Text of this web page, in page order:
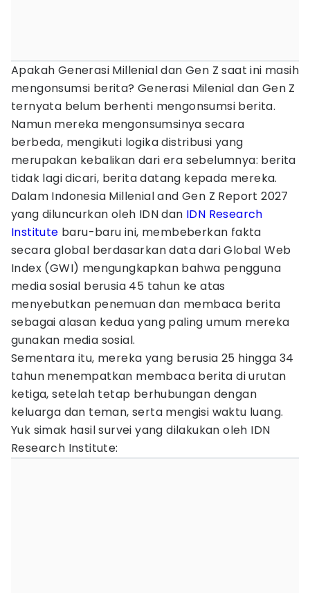
Apakah Generasi Millenial dan Gen Z saat ini masih
mengonsumsi berita? Generasi Milenial dan Gen Z
ternyata belum berhenti mengonsumsi berita.
Namun mereka mengonsumsinya secara
berbeda, mengikuti logika distribusi yang
merupakan kebalikan dari era sebelumnya: berita
tidak lagi dicari, berita datang kepada mereka.
Dalam Indonesia Millenial and Gen Z Report 2027
yang diluncurkan oleh IDN dan IDN Research
Institute baru-baru ini, membeberkan fakta
secara global berdasarkan data dari Global Web
Index (GWI) mengungkapkan bahwa pengguna
media sosial berusia 45 tahun ke atas
menyebutkan penemuan dan membaca berita
sebagai alasan kedua yang paling umum mereka
gunakan media sosial.
Sementara itu, mereka yang berusia 25 hingga 34
tahun menempatkan membaca berita di urutan
ketiga, setelah tetap berhubungan dengan
keluarga dan teman, serta mengisi waktu luang.
Yuk simak hasil survei yang dilakukan oleh IDN
Research Institute: